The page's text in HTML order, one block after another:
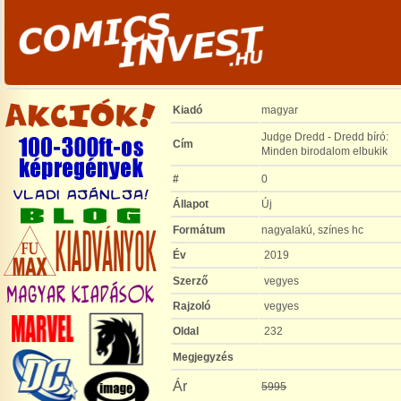
Kiadó magyar
Cím
Judge Dredd - Dredd bíró:
Minden birodalom elbukik
#
0
Állapot
Új
Formátum
nagyalakú, színes hc
Év
2019
Szerző
vegyes
Rajzoló
vegyes
Oldal
232
Megjegyzés
Ár 5995